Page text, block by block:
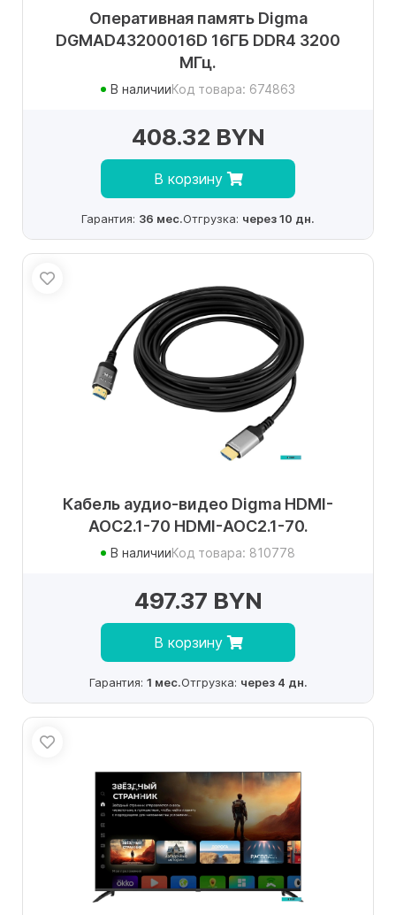
Оперативная память Digma
DGMAD43200016D 16ГБ DDR4 3200
МГц.
В наличииКод товара: 674863
408.32 BYN
В корзину
Гарантия: 36 мес.Отгрузка: через 10 дн.
Кабель аудио-видео Digma HDMI-
AOC2.1-70 HDMI-AOC2.1-70.
В наличииКод товара: 810778
497.37 BYN
В корзину
Гарантия: 1 мес.Отгрузка: через 4 дн.